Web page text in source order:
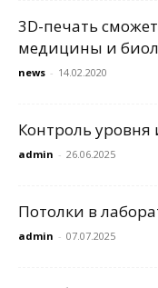
3D-печать
медицины и
news - 14.02.2020
Контроль уровня
admin - 26.06.2025
Потолки в
admin - 07.07.2025